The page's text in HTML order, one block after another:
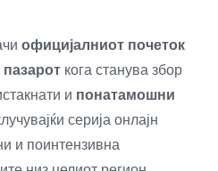
официјалниот почеток
кога станува збор
и понатамошни
серија онлајн
и поинтензивна